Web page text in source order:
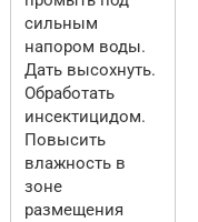
сильным
напором воды.
Дать высохнуть.
Обработать
инсектицидом.
Повысить
влажность в
зоне
размещения